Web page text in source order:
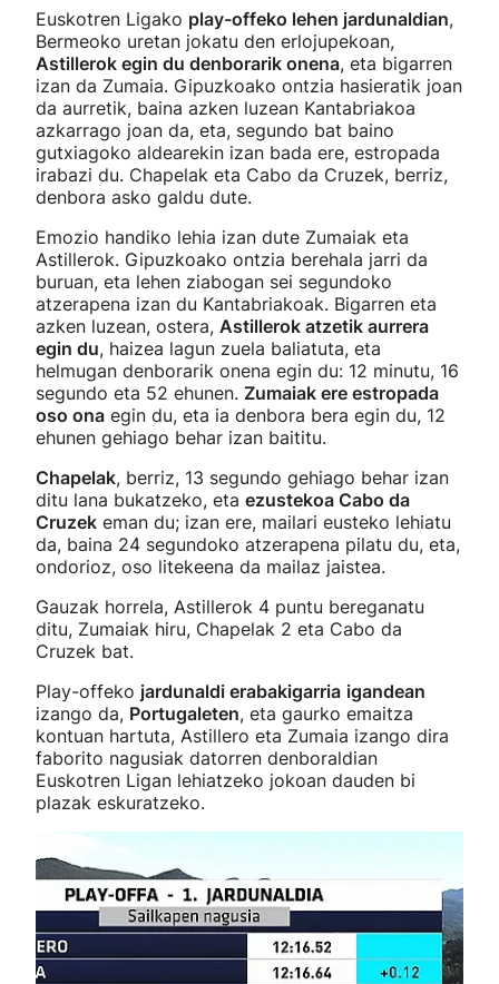
Euskotren Ligako play-offeko lehen jardunaldian,
Bermeoko uretan jokatu den erlojupekoan,
Astillerok egin du denborarik onena, eta bigarren
izan da Zumaia. Gipuzkoako ontzia hasieratik joan
da aurretik, baina azken luzean Kantabriakoa
azkarrago joan da, eta, segundo bat baino
gutxiagoko aldearekin izan bada ere, estropada
irabazi du. Chapelak eta Cabo da Cruzek, berriz,
denbora asko galdu dute.
Emozio handiko lehia izan dute Zumaiak eta
Astillerok. Gipuzkoako ontzia berehala jarri da
buruan, eta lehen ziabogan sei segundoko
atzerapena izan du Kantabriakoak. Bigarren eta
azken luzean, ostera, Astillerok atzetik aurrera
egin du, haizea lagun zuela baliatuta, eta
helmugan denborarik onena egin du: 12 minutu, 16
segundo eta 52 ehunen. Zumaiak ere estropada
oso ona egin du, eta ia denbora bera egin du, 12
ehunen gehiago behar izan baititu.
Chapelak, berriz, 13 segundo gehiago behar izan
ditu lana bukatzeko, eta ezustekoa Cabo da
Cruzek eman du; izan ere, mailari eusteko lehiatu
da, baina 24 segundoko atzerapena pilatu du, eta,
ondorioz, oso litekeena da mailaz jaistea.
Gauzak horrela, Astillerok 4 puntu bereganatu
ditu, Zumaiak hiru, Chapelak 2 eta Cabo da
Cruzek bat.
Play-offeko jardunaldi erabakigarria igandean
izango da, Portugaleten, eta gaurko emaitza
kontuan hartuta, Astillero eta Zumaia izango dira
faborito nagusiak datorren denboraldian
Euskotren Ligan lehiatzeko jokoan dauden bi
plazak eskuratzeko.